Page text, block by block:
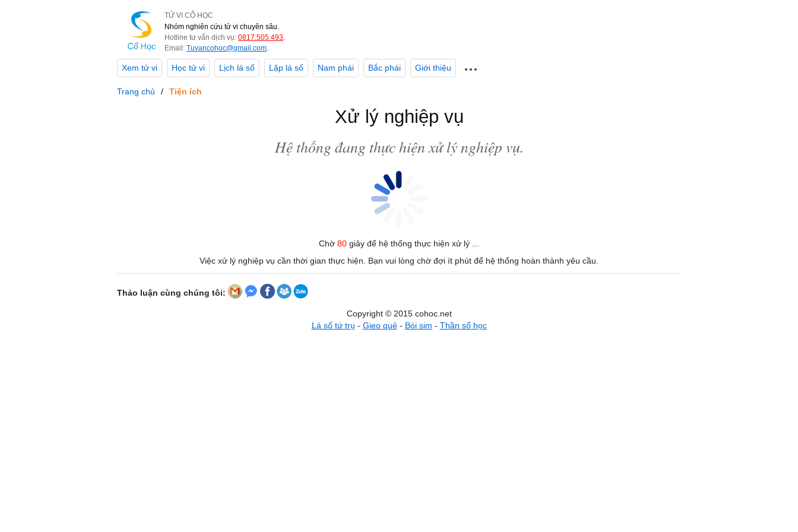
TỬ VI CỔ HỌC
Nhóm nghiên cứu tử vi chuyên sâu.
Hotline tư vấn dịch vụ: 0817.505.493.
Email: Tuvancohoc@gmail.com.
Xem tử vi Học tử vi Lịch lá số Lập lá số Nam phái Bắc phái Giới thiệu
Trang chủ Tiện ích
Xử lý nghiệp vụ
Hệ thống đang thực hiện xử lý nghiệp vụ.
Chờ 80 giây để hệ thống thực hiện xử lý ...
Việc xử lý nghiệp vụ cần thời gian thực hiện. Bạn vui lòng chờ đợi ít phút để hệ thống hoàn thành yêu cầu.
Thảo luận cùng chúng tôi:
Copyright © 2015 cohoc.net
Lá số tứ trụ - Gieo quẻ- Bói sim - Thần số học